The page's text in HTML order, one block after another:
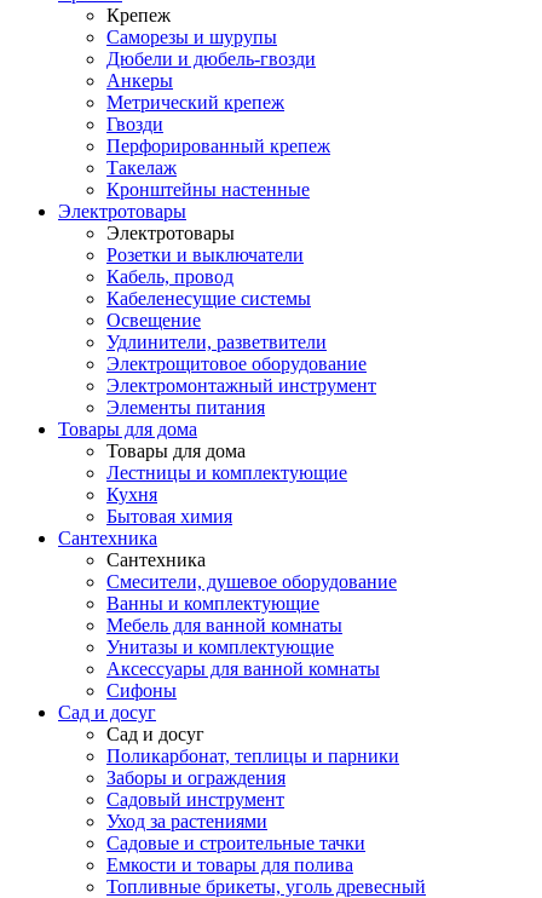
Крепеж
Саморезы и шурупы
Дюбели и дюбель-гвозди
Анкеры
Метрический крепеж
Гвозди
Перфорированный крепеж
Такелаж
Кронштейны настенные
Электротовары
Электротовары
Розетки и выключатели
Кабель, провод
Кабеленесущие системы
Освещение
Удлинители, разветвители
Электрощитовое оборудование
Электромонтажный инструмент
Элементы питания
Товары для дома
Товары для дома
Лестницы и комплектующие
Кухня
Бытовая химия
Сантехника
Сантехника
Смесители, душевое оборудование
Ванны и комплектующие
Мебель для ванной комнаты
Унитазы и комплектующие
Аксессуары для ванной комнаты
Сифоны
Сад и досуг
Сад и досуг
Поликарбонат, теплицы и парники
Заборы и ограждения
Садовый инструмент
Уход за растениями
Садовые и строительные тачки
Емкости и товары для полива
Топливные брикеты, уголь древесный